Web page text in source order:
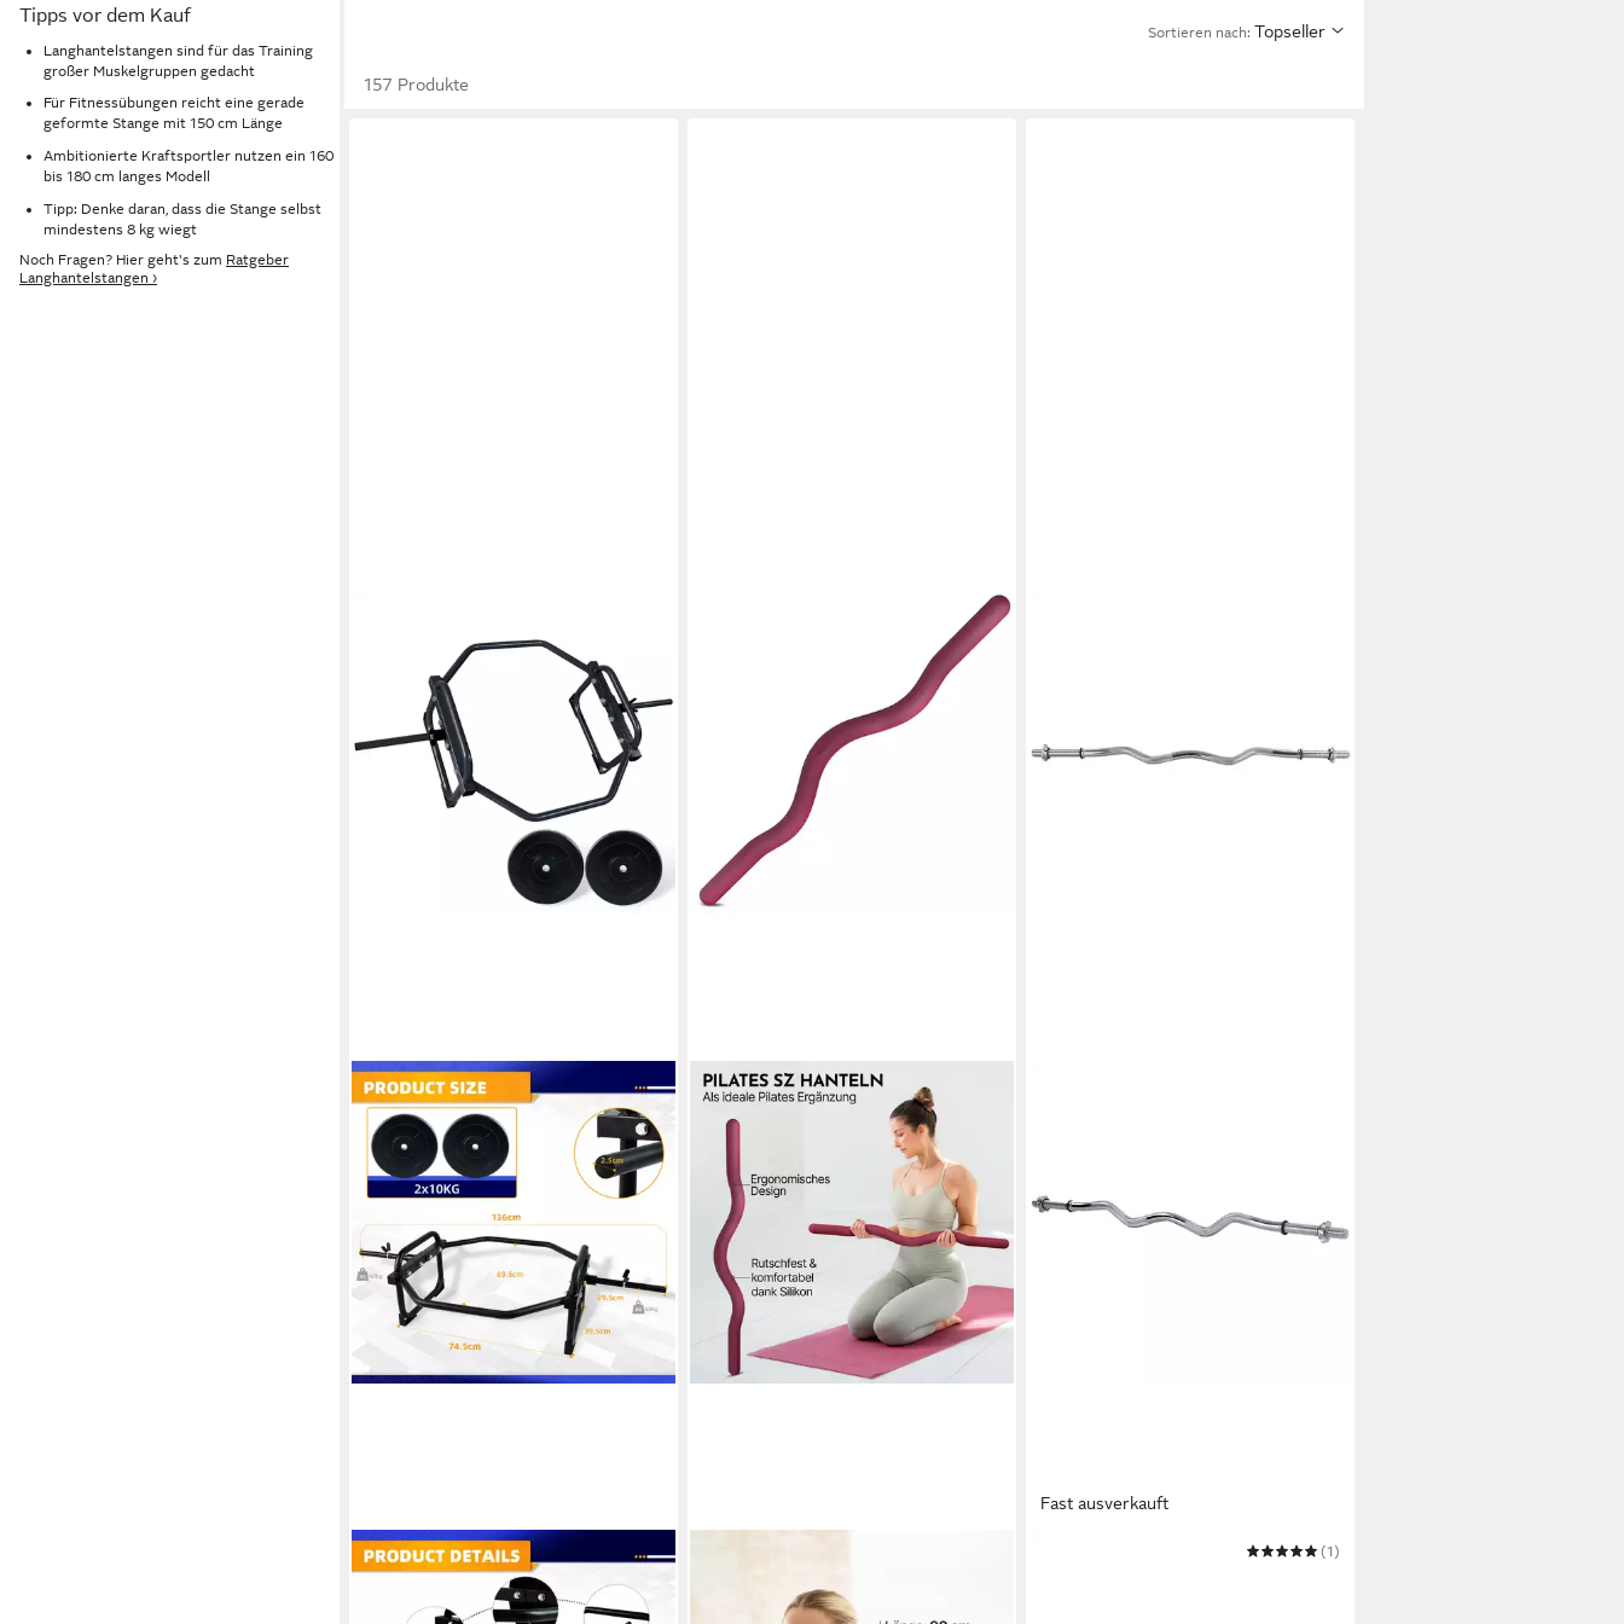
Tipps vor dem Kauf
Langhantelstangen sind für das Training
großer Muskelgruppen gedacht
Für Fitnessübungen reicht eine gerade
geformte Stange mit 150 cm Länge
Ambitionierte Kraftsportler nutzen ein 160
bis 180 cm langes Modell
Tipp: Denke daran, dass die Stange selbst
mindestens 8 kg wiegt
Noch Fragen? Hier geht's zum Ratgeber
Langhantelstangen ›
Sortieren nach: Topseller
157 Produkte
CCLIFE
Olympiastange Hex Bar Trap Bar
Hantelstange mit Gewichten Olympic
– ergonomische Silikon Hantelstange
Fast ausverkauft
(1)